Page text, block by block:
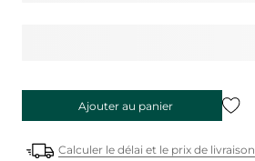
Ajouter au panier
Calculer le délai et le prix de livraison